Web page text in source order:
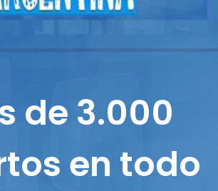
de 3.000
en todo